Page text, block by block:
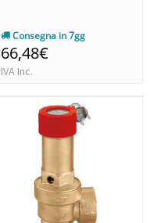
Consegna in 7gg
66,48€
IVA Inc.